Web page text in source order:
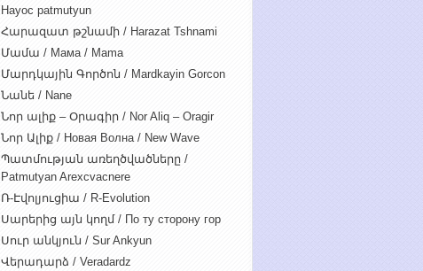
Hayoc patmutyun
Հարազատ թշնամի / Harazat Tshnami
Մամա / Мама / Mama
Մարդկային Գործոն / Mardkayin Gorcon
Նանե / Nane
Նոր ալիք – Օրագիր / Nor Aliq – Oragir
Նոր Ալիք / Новая Волна / New Wave
Պատմության առեղծվածները /
Patmutyan Arexcvacnere
Ռ-Էվոլյուցիա / R-Evolution
Սարերից այն կողմ / По ту сторону гор
Սուր անկյուն / Sur Ankyun
Վերադարձ / Veradardz